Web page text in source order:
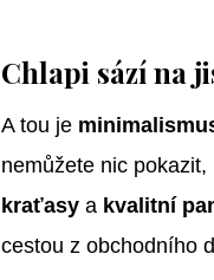
Chlapi sází na
A tou je
nemůžete nic
kraťasy a kvalitní
cestou z obchodního